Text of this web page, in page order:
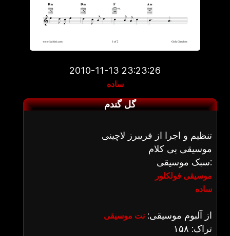
2010-11-13 23:23:26
ساده
گل گندم
تنظیم و اجرا از فریبرز لاچینی
موسیقی بی کلام
سبک موسیقی:
موسیقی فولکلور
ساده
از آلبوم موسیقی: نت موسیقی
تراک: ۱۵۸